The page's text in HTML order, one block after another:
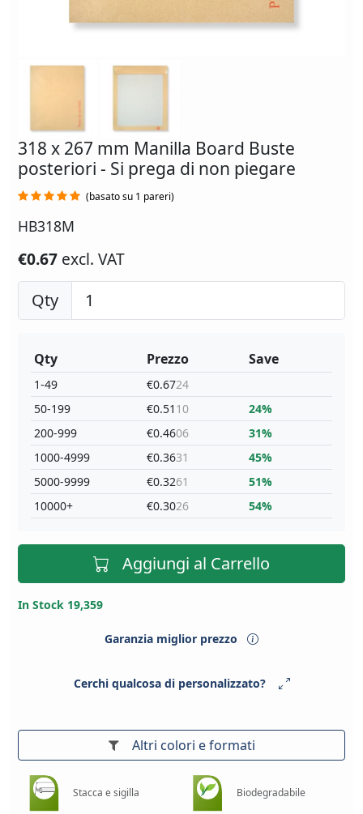
318 x 267 mm Manilla Board Buste
posteriori - Si prega di non piegare
(basato su 1 pareri)
HB318M
€0.67 excl. VAT
Qty
Qty
1-49
50-199
200-999
1000-4999
5000-9999
10000+
Prezzo
€0.6724
€0.51 10
€0.4606
€0.3631
€0.3261
€0.3026
Save
24%
31%
45%
51%
54%
Aggiungi al Carrello
In Stock 19,359
Garanzia miglior prezzo
Cerchi qualcosa di personalizzato?
Altri colori e formati
Stacca e sigilla Biodegradabile